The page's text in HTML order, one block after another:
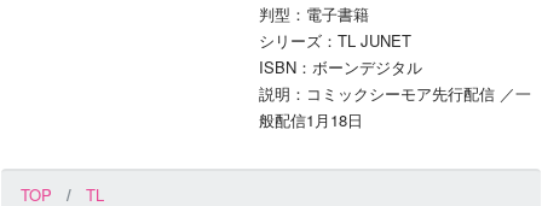
判型：電子書籍
シリーズ：TL JUNET
ISBN：ボーンデジタル
説明：コミックシーモア先行配信 ／一
般配信1月18日
TOP
TL